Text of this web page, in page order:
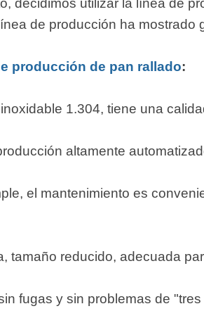
decidimos utilizar la línea de
de producción ha mostrado
producción de pan rallado:
1.304, tiene una
altamente
el mantenimiento es
tamaño reducido, adecuada
fugas y sin problemas de